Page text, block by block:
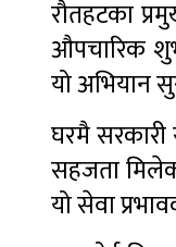
रौतहटका
औपचारिक
यो अभियान
घरमै सरकारी
सहजता
यो सेवा